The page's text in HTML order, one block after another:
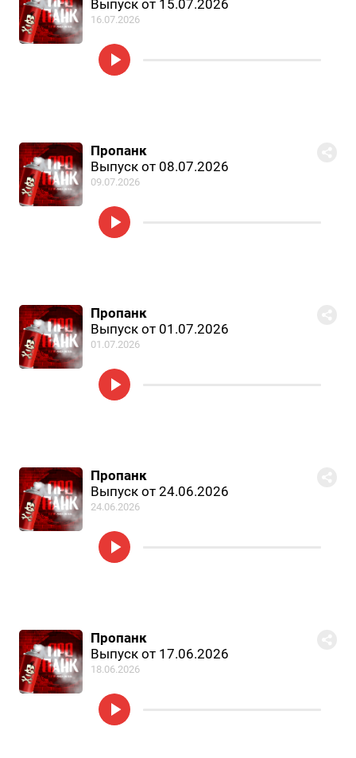
Выпуск от 15.07.2026
16.07.2026
Пропанк
Выпуск от 08.07.2026
09.07.2026
Пропанк
Выпуск от 01.07.2026
01.07.2026
Пропанк
Выпуск от 24.06.2026
24.06.2026
Пропанк
Выпуск от 17.06.2026
18.06.2026